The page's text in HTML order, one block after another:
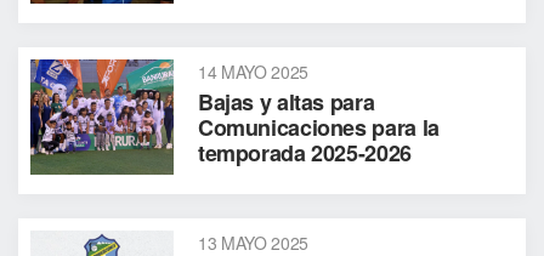
14 MAYO 2025
Bajas y altas para
Comunicaciones para la
temporada 2025-2026
13 MAYO 2025